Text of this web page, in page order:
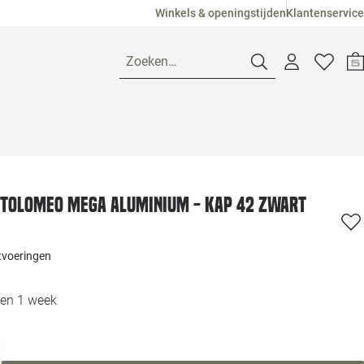
Winkels & openingstijdenKlantenservice
Zoeken…
Loods 5
Mega aluminium - kap 42 zwart
1 week